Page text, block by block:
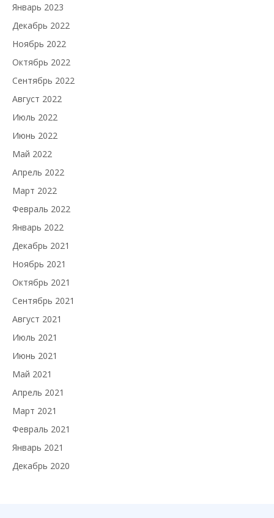
Январь 2023
Декабрь 2022
Ноябрь 2022
Октябрь 2022
Сентябрь 2022
Август 2022
Июль 2022
Июнь 2022
Май 2022
Апрель 2022
Март 2022
Февраль 2022
Январь 2022
Декабрь 2021
Ноябрь 2021
Октябрь 2021
Сентябрь 2021
Август 2021
Июль 2021
Июнь 2021
Май 2021
Апрель 2021
Март 2021
Февраль 2021
Январь 2021
Декабрь 2020